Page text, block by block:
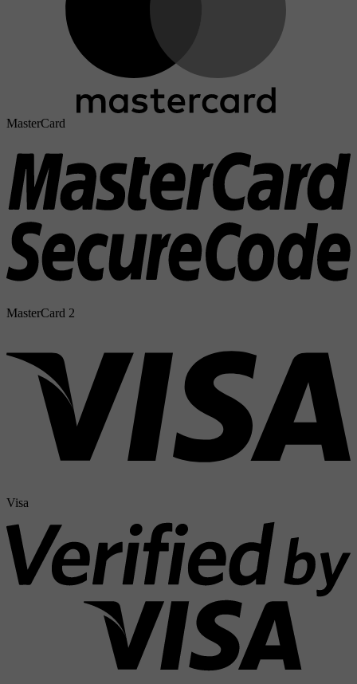
MasterCard
MasterCard 2
Visa